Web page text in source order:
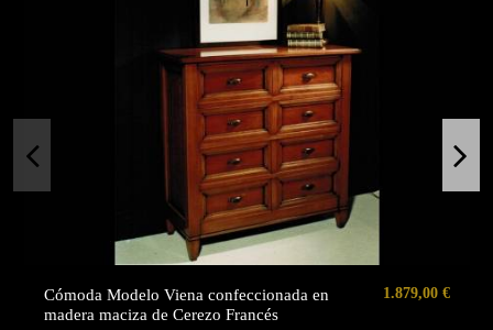
Cómoda Modelo Viena confeccionada en
madera maciza de Cerezo Francés
1.879,00 €